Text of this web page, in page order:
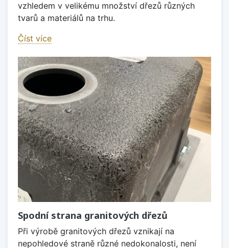
vzhledem v velikému množství dřezů různých
tvarů a materiálů na trhu.
Číst více
Spodní strana granitových dřezů
Při výrobě granitových dřezů vznikají na
nepohledové straně různé nedokonalosti, není